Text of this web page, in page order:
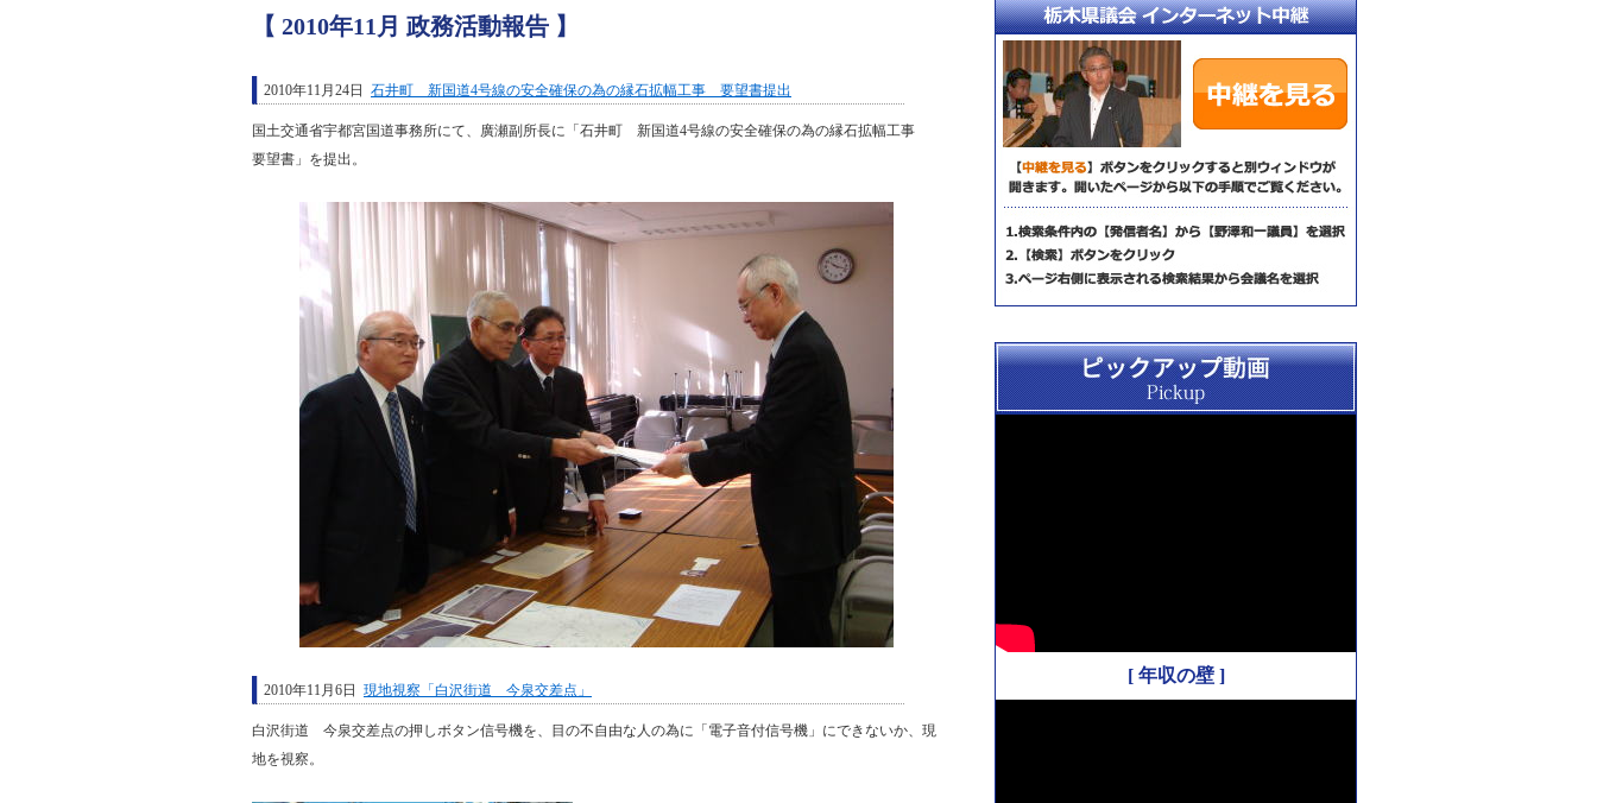
【 2010年11月 政務活動報告 】
2010年11月24日 石井町 新国道4号線の安全確保の為の縁石拡幅工事 要望書提出
国土交通省宇都宮国道事務所にて、廣瀬副所長に「石井町 新国道4号線の安全確保の為の縁石拡幅工事
要望書」を提出。
2010年11月6日 現地視察「白沢街道 今泉交差点」
白沢街道 今泉交差点の押しボタン信号機を、目の不自由な人の為に「電子音付信号機」にできないか、現
地を視察。
[ 年収の壁 ]